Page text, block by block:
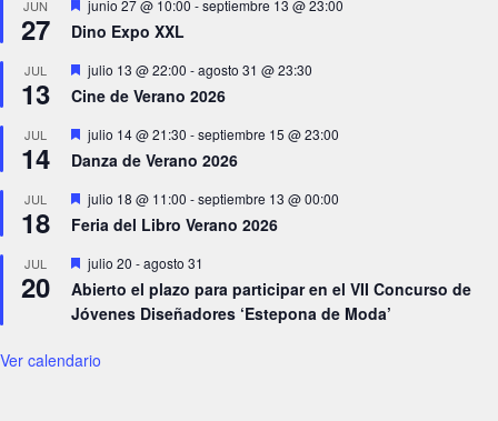
JUN
27
Destacado
junio 27 @ 10:00 -septiembre 13 @ 23:00
Dino Expo XXL
JUL
13
Destacado
julio 13 @ 22:00 -agosto 31 @ 23:30
Cine de Verano 2026
JUL
14
Destacado
julio 14 @ 21:30 -septiembre 15 @ 23:00
Danza de Verano 2026
JUL
18
Destacado
julio 18 @ 11:00 -septiembre 13 @ 00:00
Feria del Libro Verano 2026
JUL
20
Destacado
julio 20 -agosto 31
Abierto el plazo para participar en el VII Concurso de
Jóvenes Diseñadores ‘Estepona de Moda’
Ver calendario